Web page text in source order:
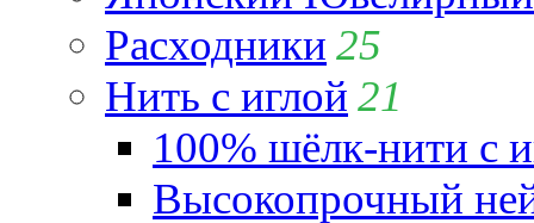
Расходники 25
Нить с иглой 21
100% шёлк-нити с
Высокопрочный